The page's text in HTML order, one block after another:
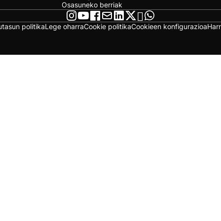
Osasuneko berriak
politikaLege oharraCookie politikaCookieen konfigurazioa